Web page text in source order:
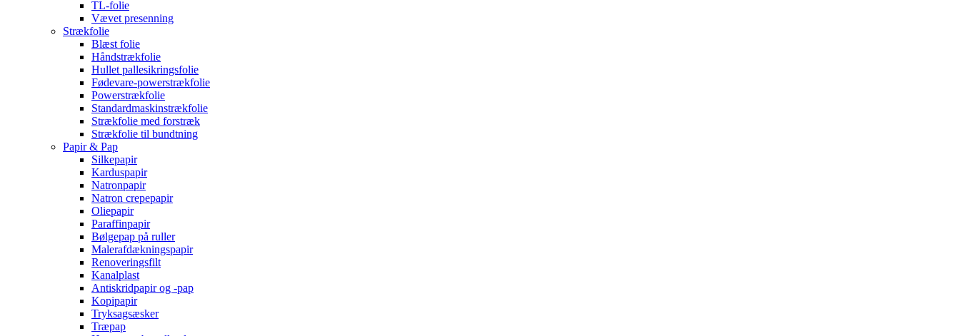
TL-folie
Vævet presenning
Strækfolie
Blæst folie
Håndstrækfolie
Hullet pallesikringsfolie
Fødevare-powerstrækfolie
Powerstrækfolie
Standardmaskinstrækfolie
Strækfolie med forstræk
Strækfolie til bundtning
Papir & Pap
Silkepapir
Karduspapir
Natronpapir
Natron crepepapir
Oliepapir
Paraffinpapir
Bølgepap på ruller
Malerafdækningspapir
Renoveringsfilt
Kanalplast
Antiskridpapir og -pap
Kopipapir
Tryksagsæsker
Træpap